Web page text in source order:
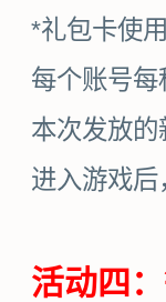
*礼包卡使
每个账号
本次发放
进入游戏后
活动四